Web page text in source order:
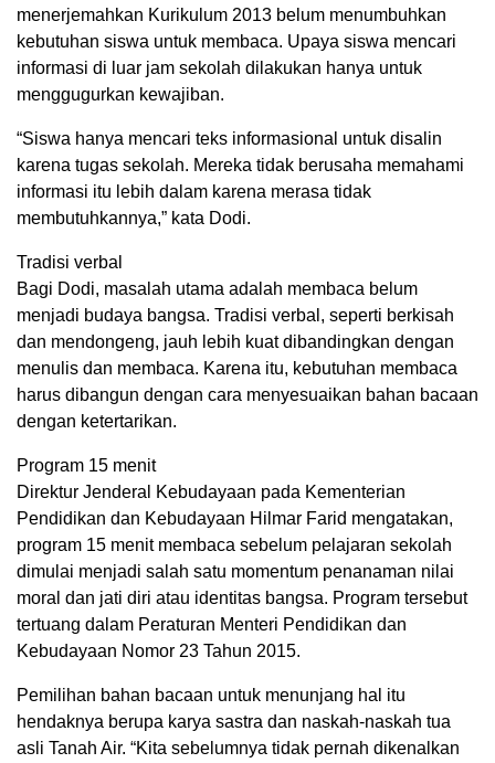
menerjemahkan Kurikulum 2013 belum menumbuhkan
kebutuhan siswa untuk membaca. Upaya siswa mencari
informasi di luar jam sekolah dilakukan hanya untuk
menggugurkan kewajiban.
“Siswa hanya mencari teks informasional untuk disalin
karena tugas sekolah. Mereka tidak berusaha memahami
informasi itu lebih dalam karena merasa tidak
membutuhkannya,” kata Dodi.
Tradisi verbal
Bagi Dodi, masalah utama adalah membaca belum
menjadi budaya bangsa. Tradisi verbal, seperti berkisah
dan mendongeng, jauh lebih kuat dibandingkan dengan
menulis dan membaca. Karena itu, kebutuhan membaca
harus dibangun dengan cara menyesuaikan bahan bacaan
dengan ketertarikan.
Program 15 menit
Direktur Jenderal Kebudayaan pada Kementerian
Pendidikan dan Kebudayaan Hilmar Farid mengatakan,
program 15 menit membaca sebelum pelajaran sekolah
dimulai menjadi salah satu momentum penanaman nilai
moral dan jati diri atau identitas bangsa. Program tersebut
tertuang dalam Peraturan Menteri Pendidikan dan
Kebudayaan Nomor 23 Tahun 2015.
Pemilihan bahan bacaan untuk menunjang hal itu
hendaknya berupa karya sastra dan naskah-naskah tua
asli Tanah Air. “Kita sebelumnya tidak pernah dikenalkan